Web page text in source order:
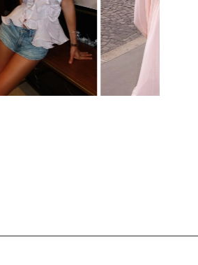
ПЛАТЬЕ STATUETTE